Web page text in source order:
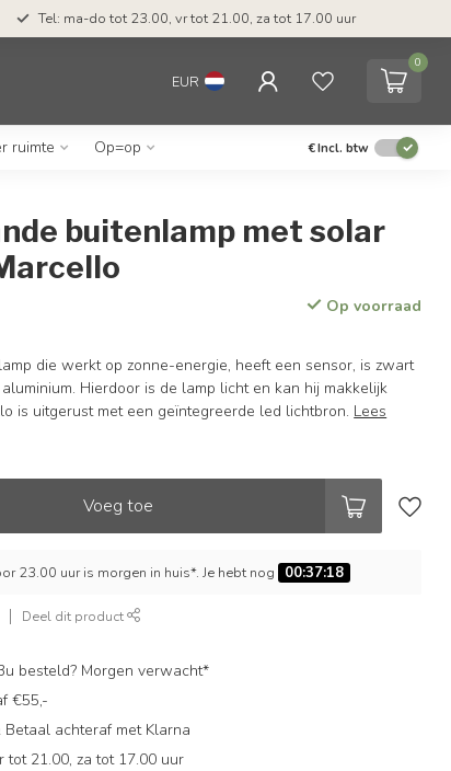
Tel: ma-do tot 23.00, vr tot 21.00, za tot 17.00 uur
EUR
0
ruimte Op=op €Incl. btw
buitenlamp met solar
Op voorraad
die werkt op zonne-energie, heeft een sensor, is zwart
Hierdoor is de lamp licht en kan hij makkelijk
is uitgerust met een geïntegreerde led lichtbron. Lees
Voeg toe
23.00 uur is morgen in huis*. Je hebt nog 00:37:17
Deel dit product
besteld? Morgen verwacht*
€55,-
achteraf met Klarna
tot 21.00, za tot 17.00 uur